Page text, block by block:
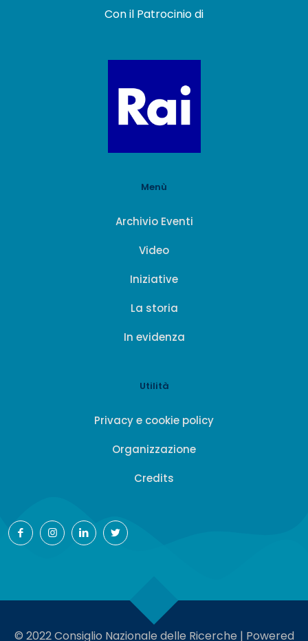
Con il Patrocinio di
Menù
Archivio Eventi
Video
Iniziative
La storia
In evidenza
Utilità
Privacy e cookie policy
Organizzazione
Credits
© 2022 Consiglio Nazionale delle Ricerche | Powered